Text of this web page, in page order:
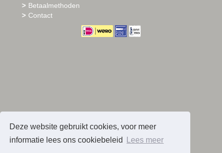
Deze website gebruikt cookies, voor meer
informatie lees ons cookiebeleid
Lees meer
Betaalmethoden
Contact